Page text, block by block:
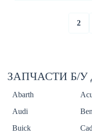
2
ЗАПЧАСТИ Б/
Abarth
Audi
Buick